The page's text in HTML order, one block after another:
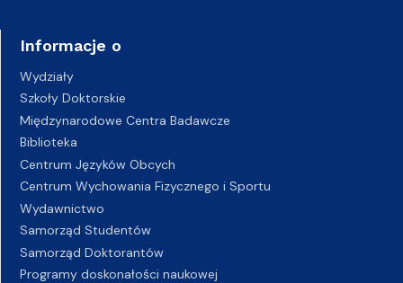
Informacje o
Wydziały
Szkoły Doktorskie
Międzynarodowe Centra Badawcze
Biblioteka
Centrum Języków Obcych
Centrum Wychowania Fizycznego i Sportu
Wydawnictwo
Samorząd Studentów
Samorząd Doktorantów
Programy doskonałości naukowej